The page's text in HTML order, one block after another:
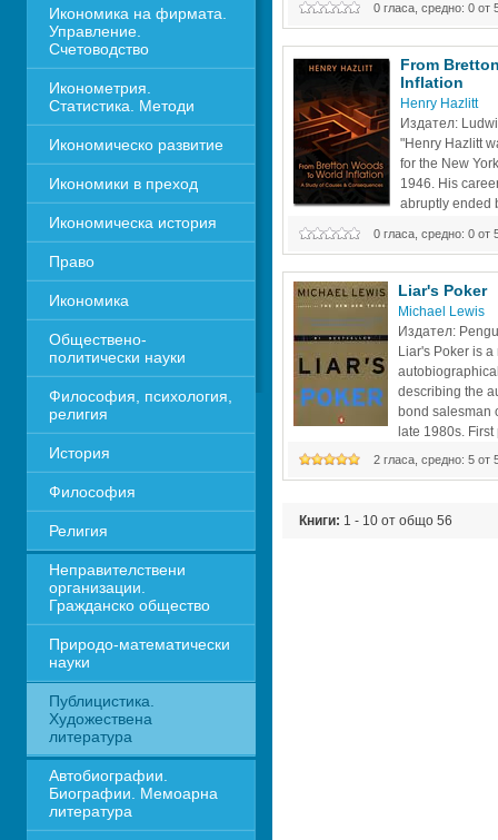
Икономика на фирмата.
Управление.
Счетоводство
Иконометрия.
Статистика. Методи
Икономическо развитие
Икономики в преход
Икономическа история
Право
Икономика
Обществено-
политически науки
Философия, психология,
религия
История
Философия
Религия
Неправителствени
организации.
Гражданско общество
Природо-математически
науки
Публицистика.
Художествена
литература
Автобиографии.
Биографии. Мемоарна
литература
affect the functioning of society
proposes another path: see how
0 гласа, средно: 0 от
From
Inflation
Henry Hazlitt
Издател:
"Henry Hazlitt
for the New
1946. His
abruptly ended
covered the Keynesian-inspired
and peg world currencies to the
0 гласа, средно: 0 от
Liar's Poker
Michael Lewis
Издател:
Liar's Poker is
describing the
bond salesman
late 1980s.
considered one of the books that
2 гласа, средно: 5 от
Книги: 1 - 10 от общо 56